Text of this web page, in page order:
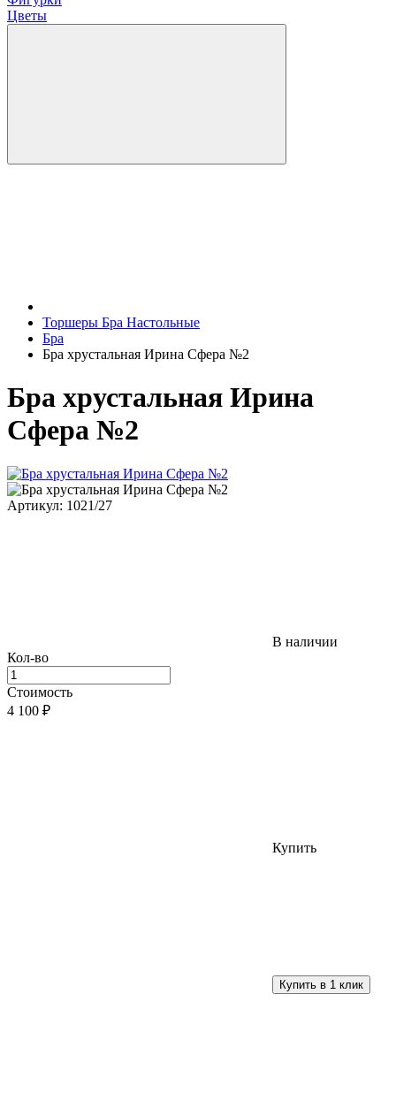
Цветы
Торшеры Бра Настольные
Бра
Бра хрустальная Ирина Сфера №2
Бра хрустальная Ирина
Сфера №2
Артикул: 1021/27
В наличии
Кол-во
Стоимость
4 100 ₽
Купить